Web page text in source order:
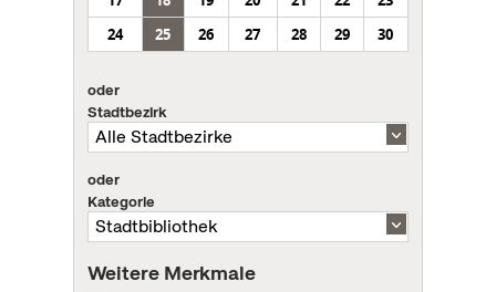
24
25 26 27 28 29 30
oder
Stadtbezirk
oder
Kategorie
Weitere Merkmale